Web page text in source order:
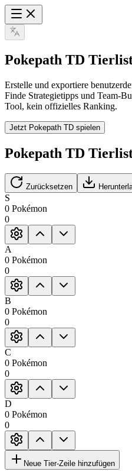
Pokepath TD
Erstelle und exportiere
Finde Strategietipps und Team-
Tool, kein offizielles Ranking.
Jetzt Pokepath TD spielen
Pokepath TD
Zurücksetzen
S
0 Pokémon
0
A
0 Pokémon
0
B
0 Pokémon
0
C
0 Pokémon
0
D
0 Pokémon
0
Neue Tier-Zeile hinzufügen